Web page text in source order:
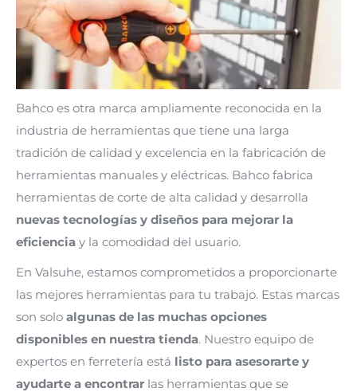
Bahco es otra marca ampliamente reconocida en la
industria de herramientas que tiene una larga
tradición de calidad y excelencia en la fabricación de
herramientas manuales y eléctricas. Bahco fabrica
herramientas de corte de alta calidad y desarrolla
nuevas tecnologías y diseños para mejorar la
eficiencia y la comodidad del usuario.
En Valsuhe, estamos comprometidos a proporcionarte
las mejores herramientas para tu trabajo. Estas marcas
son solo algunas de las muchas opciones
disponibles en nuestra tienda. Nuestro equipo de
expertos en ferretería está listo para asesorarte y
ayudarte a encontrar las herramientas que se